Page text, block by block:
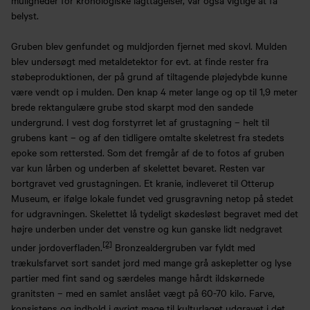
belyst.
Gruben blev genfundet og muldjorden fjernet med skovl. Mulden
blev undersøgt med metaldetektor for evt. at finde rester fra
støbeproduktionen, der på grund af tiltagende pløjedybde kunne
være vendt op i mulden. Den knap 4 meter lange og op til 1,9 meter
brede rektangulære grube stod skarpt mod den sandede
undergrund. I vest dog forstyrret let af grustagning – helt til
grubens kant – og af den tidligere omtalte skeletrest fra stedets
epoke som rettersted. Som det fremgår af de to fotos af gruben
var kun lårben og underben af skelettet bevaret. Resten var
bortgravet ved grustagningen. Et kranie, indleveret til Otterup
Museum, er ifølge lokale fundet ved grusgravning netop på stedet
for udgravningen. Skelettet lå tydeligt skødesløst begravet med det
højre underben under det venstre og kun ganske lidt nedgravet
under jordoverfladen.[2] Bronzealdergruben var fyldt med
trækulsfarvet sort sandet jord med mange grå askepletter og lyse
partier med fint sand og særdeles mange hårdt ildskørnede
granitsten – med en samlet anslået vægt på 60-70 kilo. Farve,